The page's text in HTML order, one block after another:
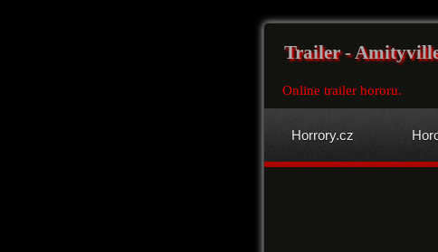
Trailer -
Online trailer hororu.
Horrory.cz